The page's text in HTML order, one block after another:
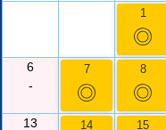
1
◎
6
-
7
◎
8
◎
13
14 15